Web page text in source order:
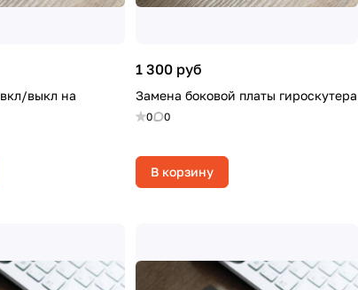
выкл на
1 300 руб
Замена боковой платы гироскутера
0 0
В корзину